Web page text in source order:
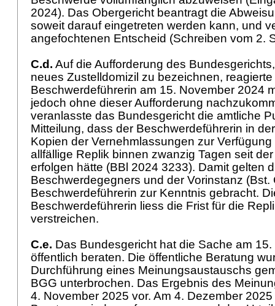
2024). Das Obergericht beantragt die
soweit darauf eingetreten werden kann, und
angefochtenen Entscheid (Schreiben vom 2.
C.d. Auf die Aufforderung des
neues Zustelldomizil zu bezeichnen, reagierte
Beschwerdeführerin am 15. November 2024
jedoch ohne dieser Aufforderung
veranlasste das Bundesgericht die amtliche
Mitteilung, dass der Beschwerdeführerin in
Kopien der Vernehmlassungen zur
allfällige Replik binnen zwanzig Tagen seit
erfolgen hätte (BBl 2024 3233). Damit gelten
Beschwerdegegners und der Vorinstanz (Bst.
Beschwerdeführerin zur Kenntnis gebracht.
Beschwerdeführerin liess die Frist für die
verstreichen.
C.e. Das Bundesgericht hat die Sache am
öffentlich beraten. Die öffentliche Beratung
Durchführung eines Meinungsaustauschs
BGG unterbrochen. Das Ergebnis des
4. November 2025 vor. Am 4. Dezember